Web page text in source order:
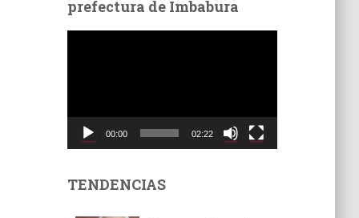
prefectura de Imbabura
t
00:00 02:22
TENDENCIAS